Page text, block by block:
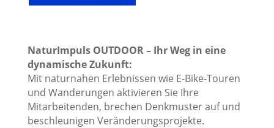
NaturImpuls OUTDOOR – Ihr Weg in eine
dynamische Zukunft:
Mit naturnahen Erlebnissen wie E-Bike-Touren
und Wanderungen aktivieren Sie Ihre
Mitarbeitenden, brechen Denkmuster auf und
beschleunigen Veränderungsprojekte.